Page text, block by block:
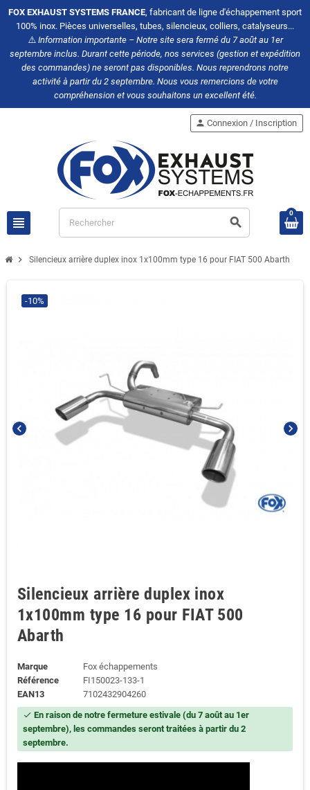
FOX EXHAUST SYSTEMS FRANCE, fabricant de ligne d'échappement sport
100% inox. Pièces universelles, tubes, silencieux, colliers, catalyseurs...
⚠️Information importante – Notre site sera fermé du 7 août au 1er
septembre inclus. Durant cette période, nos services (gestion et expédition
des commandes) ne seront pas disponibles. Nous reprendrons notre
activité à partir du 2 septembre. Nous vous remercions de votre
compréhension et vous souhaitons un excellent été.
view_headline search
person Connexion / Inscription
0
chevron_right Silencieux arrière duplex inox 1x100mm type 16 pour FIAT 500 Abarth
chevron_left chevron_right
-10%
Silencieux arrière duplex inox
1x100mm type 16 pour FIAT 500
Abarth
Marque
Fox échappements
Référence
FI150023-133-1
EAN13
7102432904260
check En raison de notre fermeture estivale (du 7 août au 1er
septembre), les commandes seront traitées à partir du 2
septembre.